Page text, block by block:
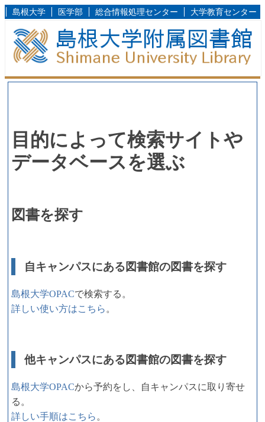
島根大学 医学部 総合情報処理センター 大学教育センター
目的によって検索サイトや
データベースを選ぶ
図書を探す
自キャンパスにある図書館の図書を探す
島根大学OPACで検索する。
詳しい使い方はこちら 。
他キャンパスにある図書館の図書を探す
島根大学OPACから予約をし、自キャンパスに取り寄せ
る。
詳しい手順はこちら 。